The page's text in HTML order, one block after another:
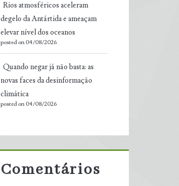
Rios atmosféricos aceleram
degelo da Antártida e ameaçam
elevar nível dos oceanos
posted on 04/08/2026
Quando negar já não basta: as
novas faces da desinformação
climática
posted on 04/08/2026
Comentários